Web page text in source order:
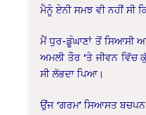
ਮੈਨੂੰ ਏਨੀ ਸਮਝ ਵੀ ਨਹੀਂ ਸੀ
ਮੈਂ ਧੁਰ-ਡੂੰਘਾਣਾਂ ਤੋਂ ਸਿਆਸੀ
ਅਮਲੀ ਤੌਰ ‘ਤੇ ਜੀਵਨ ਵਿੱਚ
ਸੀ ਲੱਭਦਾ ਪਿਆ।
ਉਂਜ ‘ਗਰਮ’ ਸਿਆਸਤ ਬਚਪਨ